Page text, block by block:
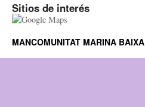
Sitios de interés
MANCOMUNITAT MARINA BAIXA